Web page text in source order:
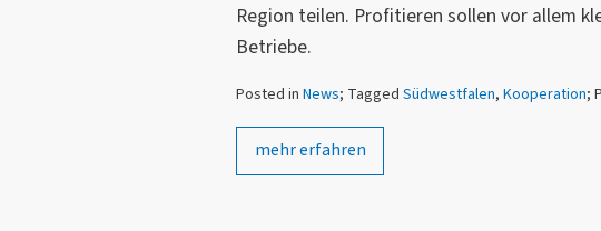
Region teilen. Profitieren sollen vor allem
Betriebe.
Posted in News; Tagged Südwestfalen, Kooperation;
mehr erfahren